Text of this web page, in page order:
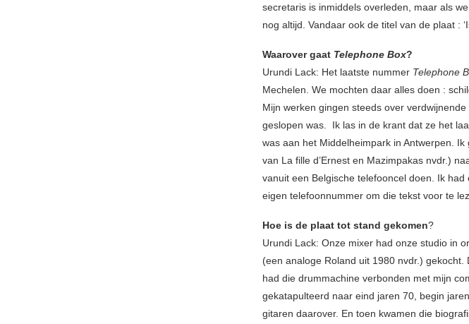
secretaris is inmiddels overleden, maar als
nog altijd. Vandaar ook de titel van de plaat :
Waarover gaat Telephone Box?
Urundi Lack: Het laatste nummer Telephone
Mechelen. We mochten daar alles doen :
Mijn werken gingen steeds over
geslopen was. Ik las in de krant dat ze het
was aan het Middelheimpark in Antwerpen.
van La fille d’Ernest en Mazimpakas nvdr.)
vanuit een Belgische telefooncel doen. Ik
eigen telefoonnummer om die tekst voor te
Hoe is de plaat tot stand gekomen?
Urundi Lack: Onze mixer had onze studio in
(een analoge Roland uit 1980 nvdr.)
had die drummachine verbonden met mijn
gekatapulteerd naar eind jaren 70, begin
gitaren daarover. En toen kwamen die